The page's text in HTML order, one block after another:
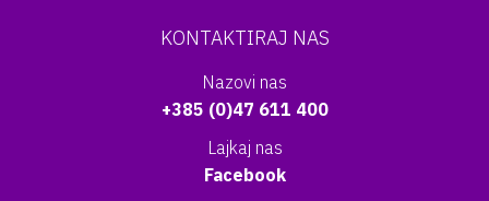
KONTAKTIRAJ NAS
Nazovi nas
+385 (0)47 611 400
Lajkaj nas
Facebook